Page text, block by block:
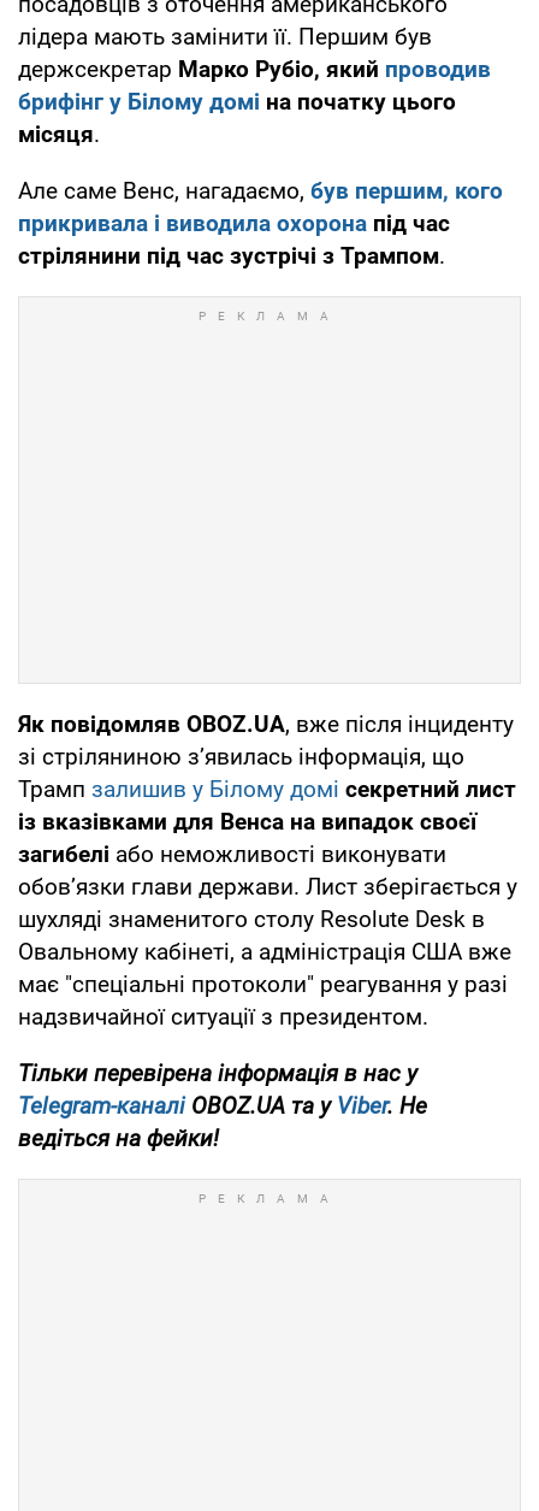
лідера мають замінити її. Першим був
держсекретар Марко Рубіо, який проводив
брифінг у Білому домі на початку цього
місяця.
Але саме Венс, нагадаємо, був першим, кого
прикривала і виводила охорона під час
стрілянини під час зустрічі з Трампом.
Як повідомляв OBOZ.UA, вже після інциденту
зі стріляниною з’явилась інформація, що
Трамп залишив у Білому домі секретний лист
із вказівками для Венса на випадок своєї
загибелі або неможливості виконувати
обов’язки глави держави. Лист зберігається у
шухляді знаменитого столу Resolute Desk в
Овальному кабінеті, а адміністрація США вже
має "спеціальні протоколи" реагування у разі
надзвичайної ситуації з президентом.
Тільки перевірена інформація в нас у
Telegram-каналіOBOZ.UA та уViber. Не
ведіться на фейки!